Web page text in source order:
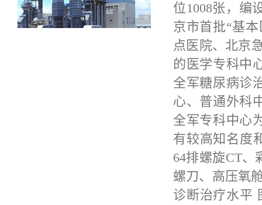
位1008张，编
京市首批“基
点医院、北京
的医学专科中
全军糖尿病诊
心、普通外科
全军专科中心
有较高知名度
64排螺旋CT、
螺刀、高压氧
诊断治疗水平